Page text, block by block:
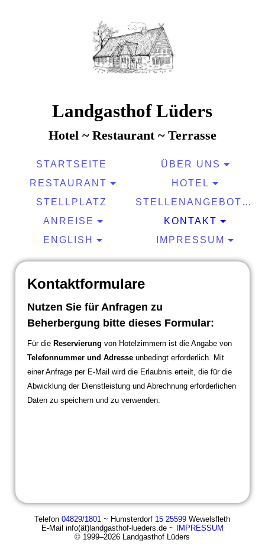
Landgasthof Lüders
Hotel ~ Restaurant ~ Terrasse
STARTSEITE
ÜBER UNS
RESTAURANT
HOTEL
STELLPLATZ
STELLENANGEBOTE
ANREISE
KONTAKT
ENGLISH
IMPRESSUM
Kontaktformulare
Nutzen Sie für Anfragen zu
Beherbergung bitte dieses Formular:
Für die Reservierung von Hotelzimmern ist die Angabe von
Telefonnummer und Adresseunbedingt erforderlich. Mit
einer Anfrage per E-Mail wird die Erlaubnis erteilt, die für die
Abwicklung der Dienstleistung und Abrechnung erforderlichen
Daten zu speichern und zu verwenden:
Telefon04829/1801 ~ Humsterdorf 15 25599 Wewelsfleth
E-Mail info(ät)landgasthof-lueders.de ~
IMPRESSUM
© 1999–2026 Landgasthof Lüders